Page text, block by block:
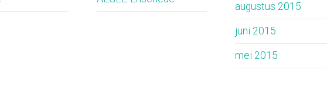
augustus 2015
juni 2015
mei 2015